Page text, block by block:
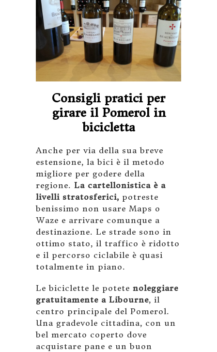
Consigli pratici per
girare il Pomerol in
bicicletta
Anche per via della sua breve
estensione, la bici è il metodo
migliore per godere della
regione. La cartellonistica è a
livelli stratosferici, potreste
benissimo non usare Maps o
Waze e arrivare comunque a
destinazione. Le strade sono in
ottimo stato, il traffico è ridotto
e il percorso ciclabile è quasi
totalmente in piano.
Le biciclette le potete noleggiare
gratuitamente a Libourne, il
centro principale del Pomerol.
Una gradevole cittadina, con un
bel mercato coperto dove
acquistare pane e un buon